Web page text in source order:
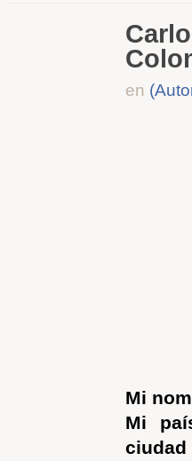
en
Mi
Mi
ciudad